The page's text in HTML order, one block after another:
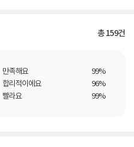
총159건
만족해요
99%
합리적이에요
96%
빨라요 99%